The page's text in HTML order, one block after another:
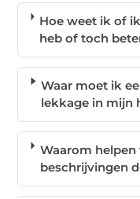
Hoe weet ik of
heb of toch
Waar moet ik
lekkage in mijn
Waarom
beschrijvingen